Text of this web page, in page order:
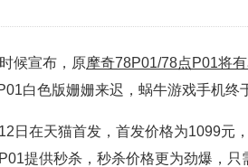
候宣布，原摩奇78P01/78点P01将
白色版姗姗来迟，蜗牛游戏手机终
日在天猫首发，首发价格为1099元
提供秒杀，秒杀价格更为劲爆，